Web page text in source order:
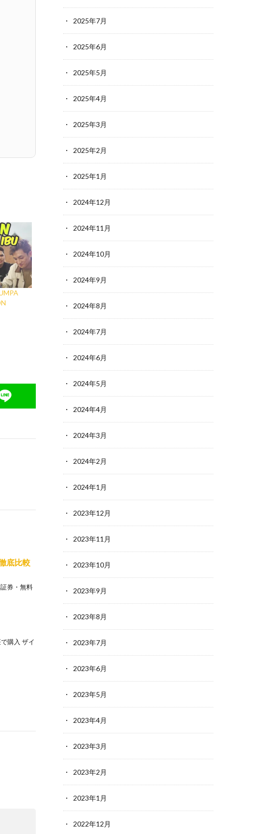
底比較
券・無料
購入 ザイ
2025年7月
2025年6月
2025年5月
2025年4月
2025年3月
2025年2月
2025年1月
2024年12月
2024年11月
2024年10月
2024年9月
2024年8月
2024年7月
2024年6月
2024年5月
2024年4月
2024年3月
2024年2月
2024年1月
2023年12月
2023年11月
2023年10月
2023年9月
2023年8月
2023年7月
2023年6月
2023年5月
2023年4月
2023年3月
2023年2月
2023年1月
2022年12月